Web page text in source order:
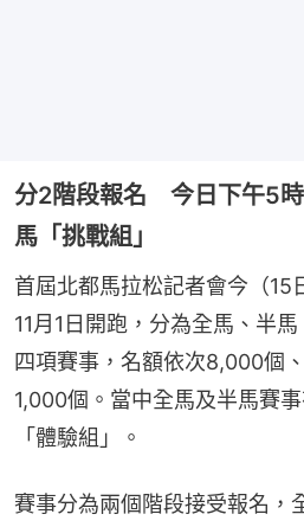
分2階段報名 今日下午5
馬「挑戰組」
首屆北都馬拉松記者會今（15
11月1日開跑，分為全馬、半
四項賽事，名額依次8,000個
1,000個。當中全馬及半馬賽
「體驗組」。
賽事分為兩個階段接受報名，